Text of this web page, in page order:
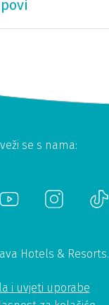
se s nama:
Hotels & Resorts.
i uvjeti uporabe